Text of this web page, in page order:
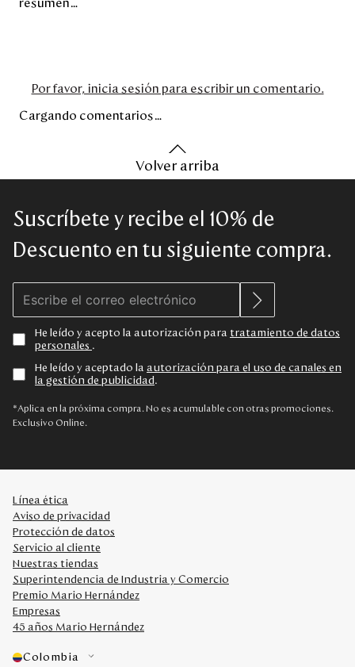
resumen…
Por favor, inicia sesión para escribir un comentario.
Cargando comentarios…
Volver arriba
Suscríbete y recibe el 10% de
Descuento en tu siguiente compra.
He leído y acepto la autorización para tratamiento de datos
personales .
He leído y aceptado la autorización para el uso de canales en
la gestión de publicidad .
*Aplica en la próxima compra. No es acumulable con otras promociones.
Exclusivo Online.
Línea ética
Aviso de privacidad
Protección de datos
Servicio al cliente
Nuestras tiendas
Superintendencia de Industria y Comercio
Premio Mario Hernández
Empresas
45 años Mario Hernández
Colombia